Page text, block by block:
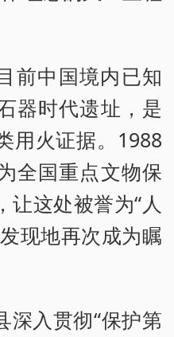
前中国境内已知
器时代遗址，是
用火证据。1988
全国重点文物保
让这处被誉为“人
现地再次成为瞩
深入贯彻“保护第